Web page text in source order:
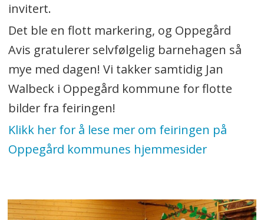
invitert.
Det ble en flott markering, og Oppegård
Avis gratulerer selvfølgelig barnehagen så
mye med dagen! Vi takker samtidig Jan
Walbeck i Oppegård kommune for flotte
bilder fra feiringen!
Klikk her for å lese mer om feiringen på
Oppegård kommunes hjemmesider